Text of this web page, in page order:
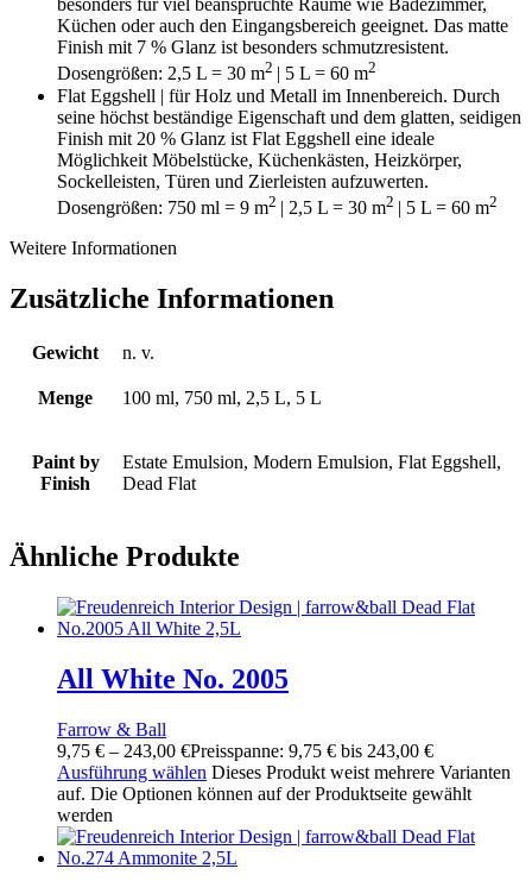
besonders für viel beanspruchte Räume wie Badezimmer,
Küchen oder auch den Eingangsbereich geeignet. Das matte
Finish mit 7 % Glanz ist besonders schmutzresistent.
Dosengrößen: 2,5 L = 30 m2 | 5 L = 60 m2
Flat Eggshell | für Holz und Metall im Innenbereich. Durch
seine höchst beständige Eigenschaft und dem glatten, seidigen
Finish mit 20 % Glanz ist Flat Eggshell eine ideale
Möglichkeit Möbelstücke, Küchenkästen, Heizkörper,
Sockelleisten, Türen und Zierleisten aufzuwerten.
Dosengrößen: 750 ml = 9 m2 | 2,5 L = 30 m2 | 5 L = 60 m2
Weitere Informationen
Zusätzliche Informationen
Gewicht n. v.
Menge 100 ml, 750 ml, 2,5 L, 5 L
Paint by
Finish
Estate Emulsion, Modern Emulsion, Flat Eggshell,
Dead Flat
Ähnliche Produkte
All White No. 2005
Farrow & Ball
9,75 € – 243,00 €Preisspanne: 9,75 € bis 243,00 €
Ausführung wählen Dieses Produkt weist mehrere Varianten
auf. Die Optionen können auf der Produktseite gewählt
werden